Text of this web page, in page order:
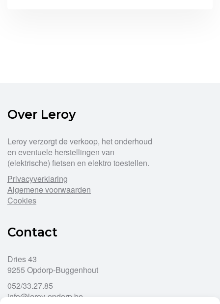
Over Leroy
Leroy verzorgt de verkoop, het onderhoud
en eventuele herstellingen van
(elektrische) fietsen en elektro toestellen.
Privacyverklaring
Algemene voorwaarden
Cookies
Contact
Dries 43
9255 Opdorp-Buggenhout
052/33.27.85
info@leroy-opdorp.be